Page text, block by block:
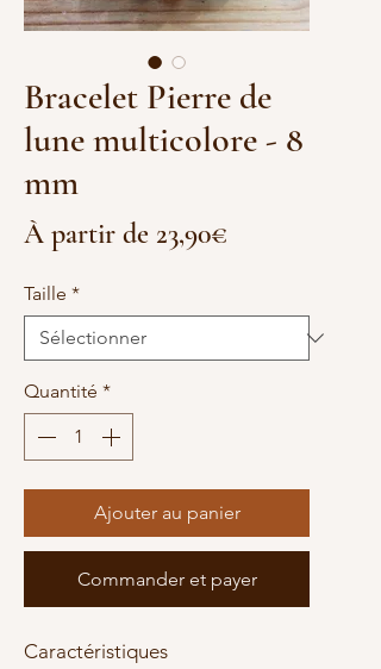
Bracelet Pierre de
lune multicolore - 8
mm
À partir de 23,90€
Taille *
Quantité *
Ajouter au panier
Commander et payer
Caractéristiques